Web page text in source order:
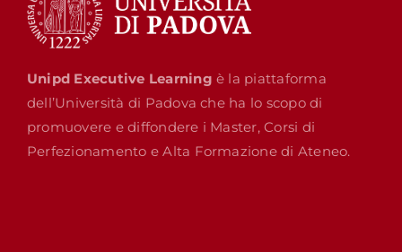
Unipd Executive Learning è la piattaforma
dell’Università di Padova che ha lo scopo di
promuovere e diffondere i Master, Corsi di
Perfezionamento e Alta Formazione di Ateneo.